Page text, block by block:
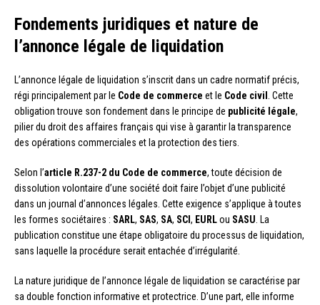
Fondements juridiques et nature de
l’annonce légale de liquidation
L’annonce légale de liquidation s’inscrit dans un cadre normatif précis,
régi principalement par le Code de commerce et le Code civil
. Cette
obligation trouve son fondement dans le principe de publicité légale,
pilier du droit des affaires français qui vise à garantir la transparence
des opérations commerciales et la protection des tiers.
Selon l’article R.237-2 du Code de commerce, toute décision de
dissolution volontaire d’une société doit faire l’objet d’une publicité
dans un journal d’annonces légales. Cette exigence s’applique à toutes
les formes sociétaires : SARL, SAS, SA, SCI , EURLou SASU . La
publication constitue une étape obligatoire du processus de liquidation,
sans laquelle la procédure serait entachée d’irrégularité.
La nature juridique de l’annonce légale de liquidation se caractérise par
sa double fonction informative et protectrice. D’une part, elle informe